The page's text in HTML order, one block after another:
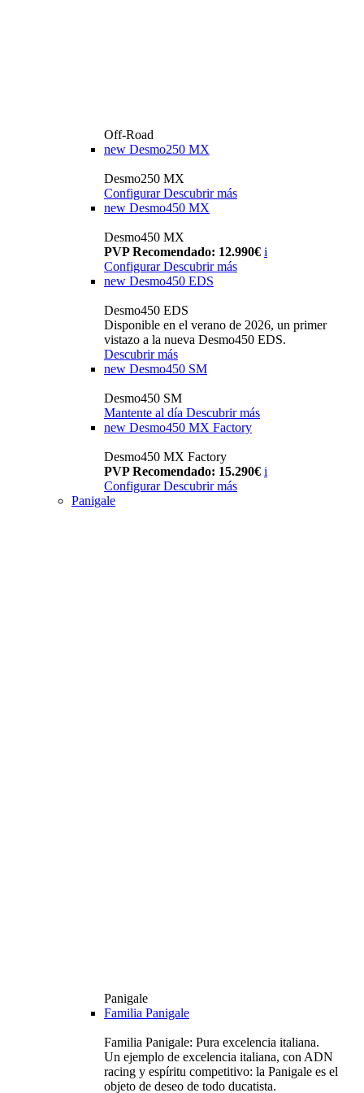
Off-Road
new Desmo250 MX
Desmo250 MX
Configurar Descubrir más
new Desmo450 MX
Desmo450 MX
PVP Recomendado: 12.990€ i
Configurar Descubrir más
new Desmo450 EDS
Desmo450 EDS
Disponible en el verano de 2026, un primer
vistazo a la nueva Desmo450 EDS.
Descubrir más
new Desmo450 SM
Desmo450 SM
Mantente al día Descubrir más
new Desmo450 MX Factory
Desmo450 MX Factory
PVP Recomendado: 15.290€ i
Configurar Descubrir más
Panigale
Panigale
Familia Panigale
Familia Panigale: Pura excelencia italiana.
Un ejemplo de excelencia italiana, con ADN
racing y espíritu competitivo: la Panigale es el
objeto de deseo de todo ducatista.